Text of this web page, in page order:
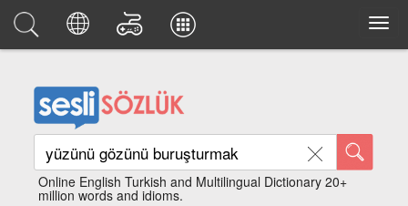
Online English Turkish and Multilingual Dictionary 20+
million words and idioms.